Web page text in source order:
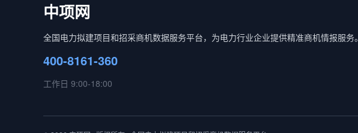
中项网
全国电力拟建项目和招采商机数据服务平台，为电力行业企业提供精准商机情报服务。
400-8161-360
工作日 9:00-18:00